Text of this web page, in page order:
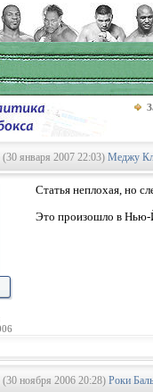
(30 января 2007 22:03) Меджу
Статья неплохая, но
Это произошло в Нью-
(30 ноября 2006 20:28) Роки